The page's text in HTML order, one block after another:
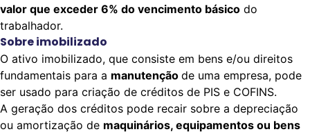
valor que exceder 6% do vencimento básico do
trabalhador.
Sobre imobilizado
O ativo imobilizado, que consiste em bens e/ou direitos
fundamentais para a manutenção de uma empresa, pode
ser usado para criação de créditos de PIS e COFINS.
A geração dos créditos pode recair sobre a depreciação
ou amortização de maquinários, equipamentos ou bens